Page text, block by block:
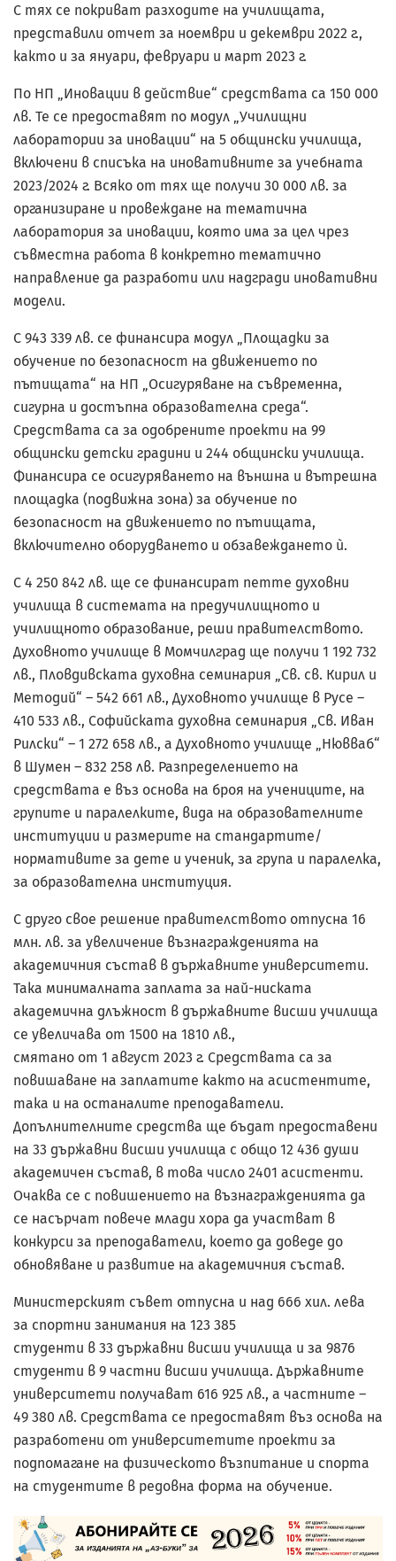
С тях се покриват разходите на училищата,
представили отчет за ноември и декември 2022 г.,
както и за януари, февруари и март 2023 г.
По НП „Иновации в действие“ средствата са 150 000
лв. Те се предоставят по модул „Училищни
лаборатории за иновации“ на 5 общински училища,
включени в списъка на иновативните за учебната
2023/2024 г. Всяко от тях ще получи 30 000 лв. за
организиране и провеждане на тематична
лаборатория за иновации, която има за цел чрез
съвместна работа в конкретно тематично
направление да разработи или надгради иновативни
модели.
С 943 339 лв. се финансира модул „Площадки за
обучение по безопасност на движението по
пътищата“ на НП „Осигуряване на съвременна,
сигурна и достъпна образователна среда“.
Средствата са за одобрените проекти на 99
общински детски градини и 244 общински училища.
Финансира се осигуряването на външна и вътрешна
площадка (подвижна зона) за обучение по
безопасност на движението по пътищата,
включително оборудването и обзавеждането ѝ.
С 4 250 842 лв. ще се финансират петте духовни
училища в системата на пред­училищното и
училищното образование, реши правителството.
Духовното училище в Момчилград ще получи 1 192 732
лв., Пловдивската духовна семинария „Св. св. Кирил и
Методий“ – 542 661 лв., Духовното училище в Русе –
410 533 лв., Софийската духовна семинария „Св. Иван
Рилски“ – 1 272 658 лв., а Духовното училище „Нювваб“
в Шумен – 832 258 лв. Разпределението на
средствата е въз основа на броя на учениците, на
групите и паралелките, вида на образователните
институции и размерите на стандартите/
нормативите за дете и ученик, за група и паралелка,
за образователна институция.
С друго свое решение правителството отпусна 16
млн. лв. за увеличение възнагражденията на
академичния състав в държавните университети.
Така минималната заплата за най-ниската
академична длъжност в държавните висши училища
се увеличава от 1500 на 1810 лв.,
смятано от 1 август 2023 г. Средствата са за
повишаване на заплатите както на асистентите,
така и на останалите преподаватели.
Допълнителните средства ще бъдат предоставени
на 33 държавни висши училища с общо 12 436 души
академичен състав, в това число 2401 асистенти.
Очаква се с повишението на възнагражденията да
се насърчат повече млади хора да участват в
конкурси за преподаватели, което да доведе до
обновяване и развитие на академичния състав.
Министерският съвет отпусна и над 666 хил. лева
за спортни занимания на 123 385
студенти в 33 държавни висши училища и за 9876
студенти в 9 частни висши училища. Държавните
университети получават 616 925 лв., а частните –
49 380 лв. Средствата се предоставят въз основа на
разработени от университетите проекти за
подпомагане на физичес­кото възпитание и спорта
на студентите в редовна форма на обучение.